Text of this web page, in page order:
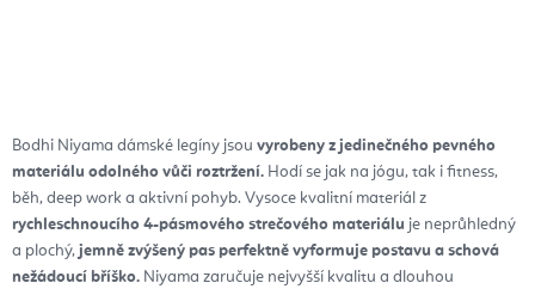
Bodhi Niyama dámské legíny jsou vyrobeny z jedinečného pevného
materiálu odolného vůči roztržení. Hodí se jak na jógu, tak i fitness,
běh, deep work a aktivní pohyb. Vysoce kvalitní materiál z
rychleschnoucího 4-pásmového strečového materiálu je neprůhledný
a plochý, jemně zvýšený pas perfektně vyformuje postavu a schová
nežádoucí bříško. Niyama zaručuje nejvyšší kvalitu a dlouhou